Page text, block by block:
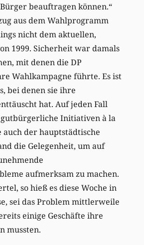
beauftragen können.“
aus dem Wahlprogramm
nicht dem aktuellen,
1999. Sicherheit war damals
mit denen die DP
Wahlkampagne führte. Es ist
bei denen sie ihre
hat. Auf jeden Fall
Initiativen à la
auch der hauptstädtische
die Gelegenheit, um auf
aufmerksam zu machen.
so hieß es diese Woche in
sei das Problem mittlerweile
einige Geschäfte ihre
mussten.